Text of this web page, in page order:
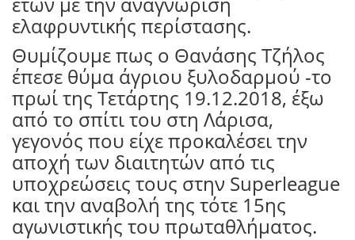
ελαφρυντικής περίστασης.
Θυμίζουμε πως ο Θανάσης Τζήλος
έπεσε θύμα άγριου ξυλοδαρμού -το
πρωί της Τετάρτης 19.12.2018, έξω
από το σπίτι του στη Λάρισα,
γεγονός που είχε προκαλέσει την
αποχή των διαιτητών από τις
υποχρεώσεις τους στην Superleague
και την αναβολή της τότε 15ης
αγωνιστικής του πρωταθλήματος.